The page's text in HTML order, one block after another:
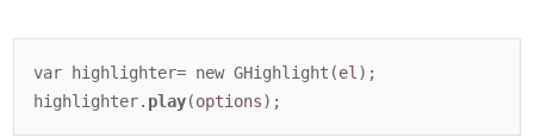
var highlighter= new GHighlight(el );
highlighter. play(options);